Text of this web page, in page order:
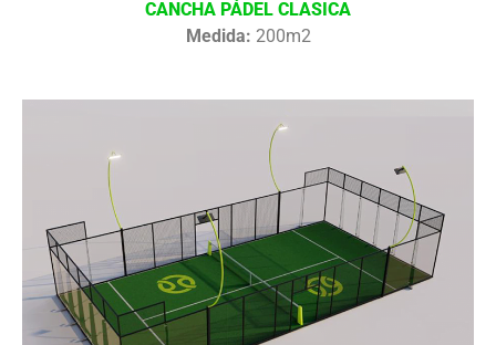
CANCHA PÁDEL CLASICA
Medida: 200m2